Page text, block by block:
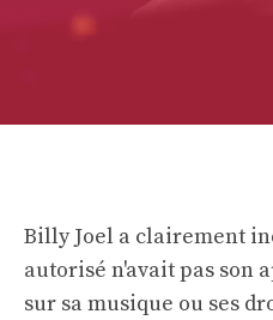
Billy Joel a clairement
autorisé n'avait pas son
sur sa musique ou ses